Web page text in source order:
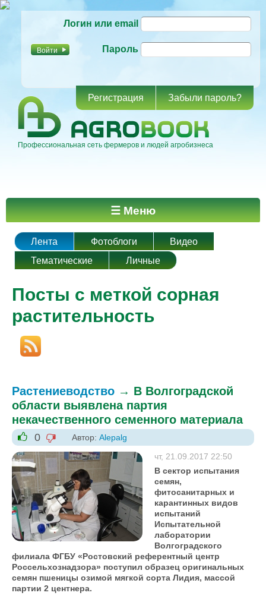
основному
Логин или email
Пароль
Регистрация Забыли пароль?
Профессиональная сеть фермеров и людей агробизнеса
Главное меню ☰ Меню
Лента Фотоблоги
Видео
Тематические
Личные
Посты с меткой сорная
растительность
Растениеводство → В Волгоградской
области выявлена партия
некачественного семенного материала
+1
0
-1
Автор: Alepalg
чт, 21.09.2017 22:50
В сектор испытания
семян,
фитосанитарных и
карантинных видов
испытаний
Испытательной
лаборатории
Волгоградского
филиала ФГБУ «Ростовский референтный центр
Россельхознадзора» поступил образец оригинальных
семян пшеницы озимой мягкой сорта Лидия, массой
партии 2 центнера.